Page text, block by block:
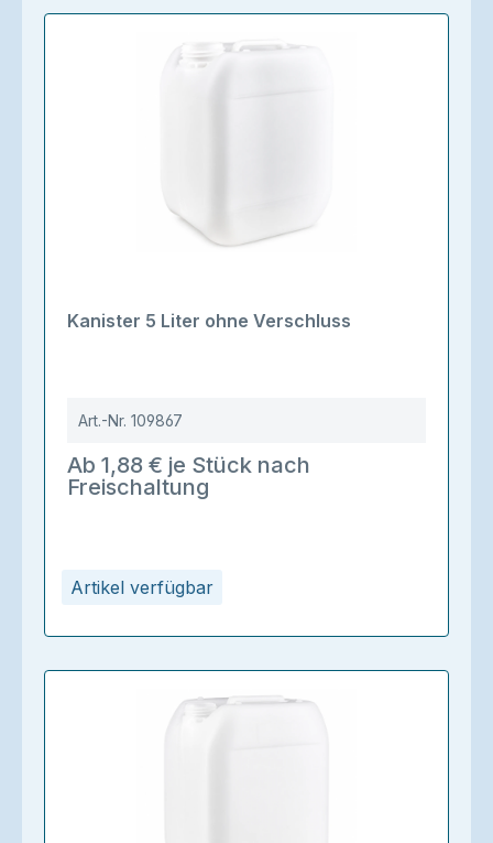
Artikel verfügbar
Kanister 5 Liter ohne Verschluss
Art.-Nr. 109867
Ab 1,88 € je Stück nach
Freischaltung